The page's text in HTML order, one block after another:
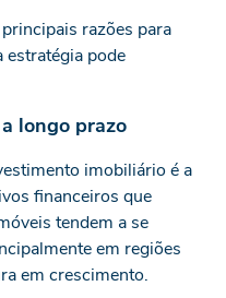
razões para
estratégia pode
longo prazo
imobiliário é a
financeiros que
tendem a se
em regiões
em crescimento.